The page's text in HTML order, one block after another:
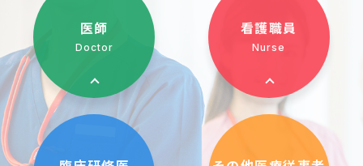
医師
Doctor
看護職員
Nurse